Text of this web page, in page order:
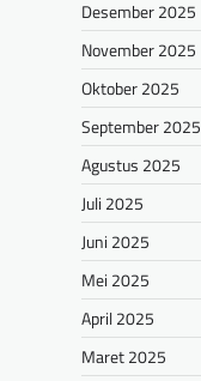
Desember 2025
November 2025
Oktober 2025
September 2025
Agustus 2025
Juli 2025
Juni 2025
Mei 2025
April 2025
Maret 2025